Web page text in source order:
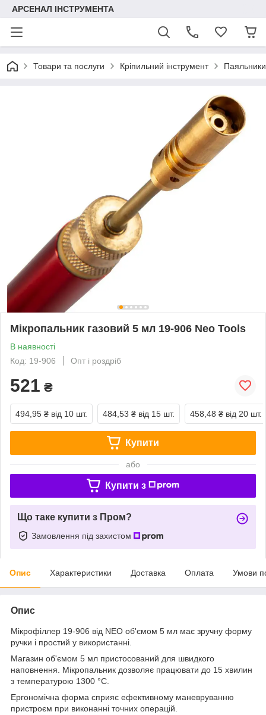
АРСЕНАЛ ІНСТРУМЕНТА
Товари та послуги Кріпильний інструмент
Мікропальник газовий 5 мл 19-906 Neo Tools
В наявності
Код: 19-906
Опт і роздріб
521 ₴
494,95 ₴ від 10 шт. 484,53 ₴ від 15 шт. 458,48 ₴ від 20 шт.
Купити
або
Купити з
Що таке купити з Пром?
Замовлення під захистом
Опис Характеристики Доставка Оплата Умови
Опис
Мікрофіллер 19-906 від NEO об'ємом 5 мл має зручну форму
ручки і простий у використанні.
Магазин об'ємом 5 мл пристосований для швидкого
наповнення. Мікропальник дозволяє працювати до 15 хвилин
з температурою 1300 °C.
Ергономічна форма сприяє ефективному маневруванню
пристроєм при виконанні точних операцій.